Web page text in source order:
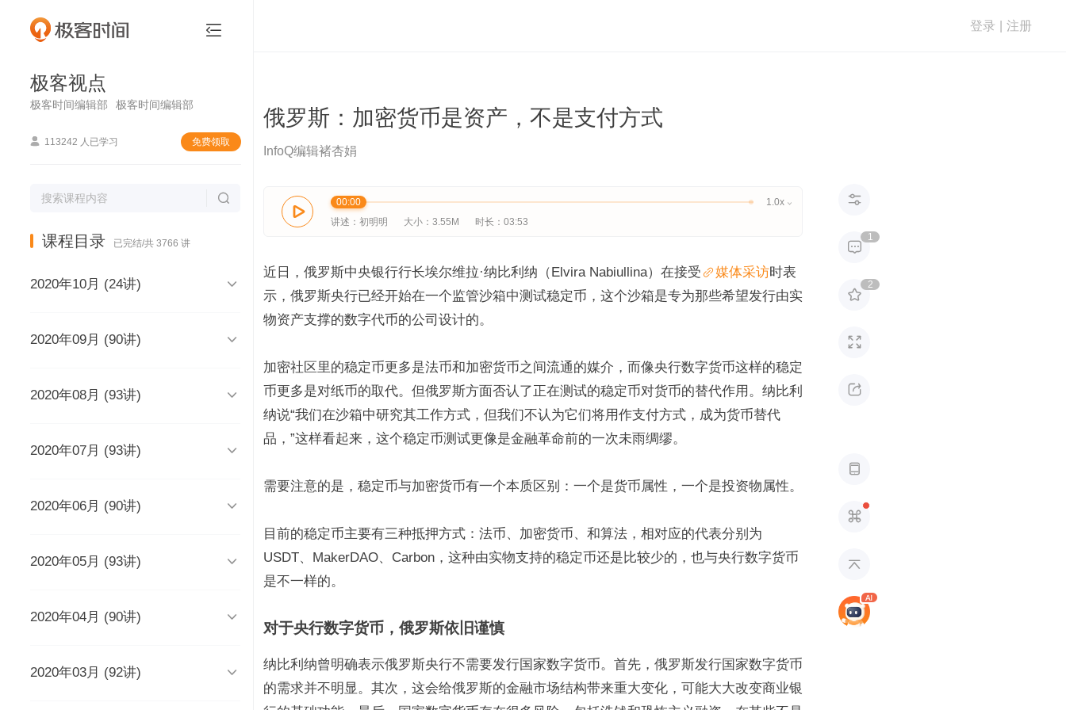

极客视点
极客时间编辑部 极客时间编辑部
 113242 人已学习 免费领取

课程目录 已完结/共 3766 讲
2020年10月 (24讲) 
极客视点，和你说声再见，再见
DevOps工程师该懂些什么？
摆脱焦虑的3个方法
成长为高级工程师要扪心自问的
时长 05:10
时长 04:48
2020年09月 (90讲) 
Java人应该知道的10大GitHub仓
时长 05:53
度，三大主线”
如何产出规范、安全、高质量的
代码？
2020年08月 (93讲) 
架构师能力模型（上）
架构师能力模型（下）
为什么需要数据仓库？
如何做一个懂产品的程序员？
给想进互联网大厂的程序员三条
2020年07月 (93讲) 
新基建为什么需要区块链？
系统出现故障怎么办？
关于技术层面的4点研发经验
为React开发人员推荐8个测试工
2020年06月 (90讲) 
成为高级数据架构师的三个必杀
时长 04:36
2020年05月 (93讲) 
推荐8个强大的远程调试工具
每个程序员都曾犯过的经典错误
2020年04月 (90讲) 
平台级To B产品的研发品控管理
2020年03月 (92讲) 
 极客视点 登录 注册
俄罗斯：加密货币是资产，不是支付方式
InfoQ编辑褚杏娟

00:00 1.0x 
讲述：初明明 大小：3.55M 时长：03:53
近日，俄罗斯中央银行行长埃尔维拉·纳比利纳（Elvira Nabiullina）在接受 媒体采访时表
示，俄罗斯央行已经开始在一个监管沙箱中测试稳定币，这个沙箱是专为那些希望发行由实
物资产支撑的数字代币的公司设计的。
加密社区里的稳定币更多是法币和加密货币之间流通的媒介，而像央行数字货币这样的稳定
币更多是对纸币的取代。但俄罗斯方面否认了正在测试的稳定币对货币的替代作用。纳比利
纳说“我们在沙箱中研究其工作方式，但我们不认为它们将用作支付方式，成为货币替代
品，”这样看起来，这个稳定币测试更像是金融革命前的一次未雨绸缪。
需要注意的是，稳定币与加密货币有一个本质区别：一个是货币属性，一个是投资物属性。
目前的稳定币主要有三种抵押方式：法币、加密货币、和算法，相对应的代表分别为
USDT、MakerDAO、Carbon，这种由实物支持的稳定币还是比较少的，也与央行数字货币
是不一样的。
对于央行数字货币，俄罗斯依旧谨慎
纳比利纳曾明确表示俄罗斯央行不需要发行国家数字货币。首先，俄罗斯发行国家数字货币
的需求并不明显。其次，这会给俄罗斯的金融市场结构带来重大变化，可能大大改变商业银


1

2




